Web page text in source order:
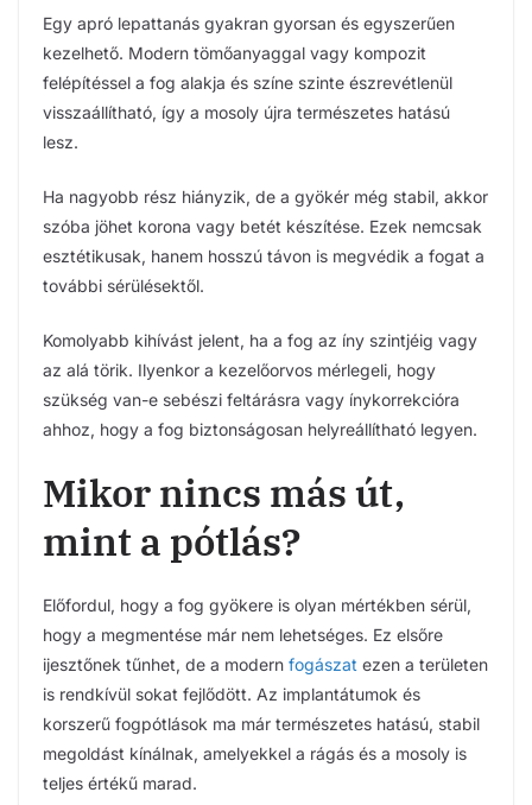
Egy apró lepattanás gyakran gyorsan és egyszerűen
kezelhető. Modern tömőanyaggal vagy kompozit
felépítéssel a fog alakja és színe szinte észrevétlenül
visszaállítható, így a mosoly újra természetes hatású
lesz.
Ha nagyobb rész hiányzik, de a gyökér még stabil, akkor
szóba jöhet korona vagy betét készítése. Ezek nemcsak
esztétikusak, hanem hosszú távon is megvédik a fogat a
további sérülésektől.
Komolyabb kihívást jelent, ha a fog az íny szintjéig vagy
az alá törik. Ilyenkor a kezelőorvos mérlegeli, hogy
szükség van-e sebészi feltárásra vagy ínykorrekcióra
ahhoz, hogy a fog biztonságosan helyreállítható legyen.
Mikor nincs más út,
mint a pótlás?
Előfordul, hogy a fog gyökere is olyan mértékben sérül,
hogy a megmentése már nem lehetséges. Ez elsőre
ijesztőnek tűnhet, de a modern fogászat ezen a területen
is rendkívül sokat fejlődött. Az implantátumok és
korszerű fogpótlások ma már természetes hatású, stabil
megoldást kínálnak, amelyekkel a rágás és a mosoly is
teljes értékű marad.